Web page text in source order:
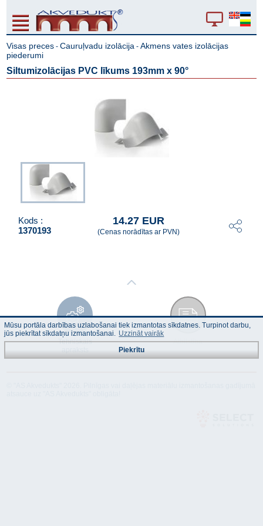
Visas preces -Cauruļvadu izolācija -Akmens vates izolācijas
piederumi
Siltumizolācijas PVC līkums 193mm x 90°
Kods :
1370193
14.27 EUR
(Cenas norādītas ar PVN)
Tehniskais
Atbilstība
Mūsu portāla darbības uzlabošanai tiek izmantotas sīkdatnes. Turpinot darbu,
jūs piekrītat sīkdatņu izmantošanai. Uzzināt vairāk
Piekrītu